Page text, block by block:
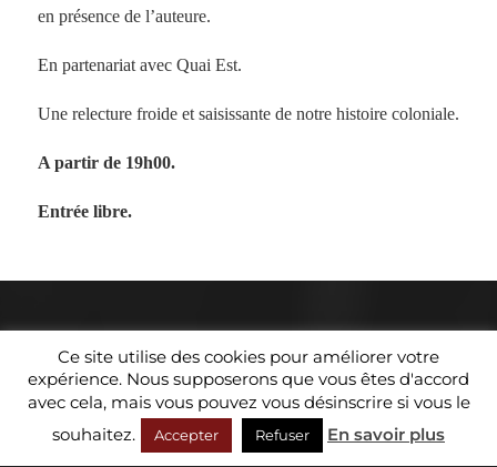
en présence de l’auteure.
En partenariat avec Quai Est.
Une relecture froide et saisissante de notre histoire coloniale.
A partir de 19h00.
Entrée libre.
THÈME PAR ISL
Ce site utilise des cookies pour améliorer votre
expérience. Nous supposerons que vous êtes d'accord
avec cela, mais vous pouvez vous désinscrire si vous le
souhaitez.
Accepter Refuser En savoir plus